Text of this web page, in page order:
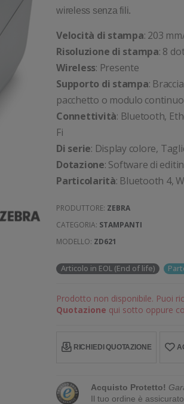
wireless senza fili.
Velocità di stampa: 203
Risoluzione di stampa: 8
Wireless: Presente
Supporto di stampa:
pacchetto o modulo
Connettività: Bluetooth,
Fi
Di serie: Display colore,
Dotazione: Software di
Particolarità: Bluetooth 4,
PRODUTTORE: ZEBRA
CATEGORIA: STAMPANTI
MODELLO: ZD621
Articolo in EOL (End of life)
Prodotto non disponibile. Puoi
Quotazione qui sotto oppure
RICHIEDI QUOTAZIONE
Acquisto Protetto!
Il tuo ordine è